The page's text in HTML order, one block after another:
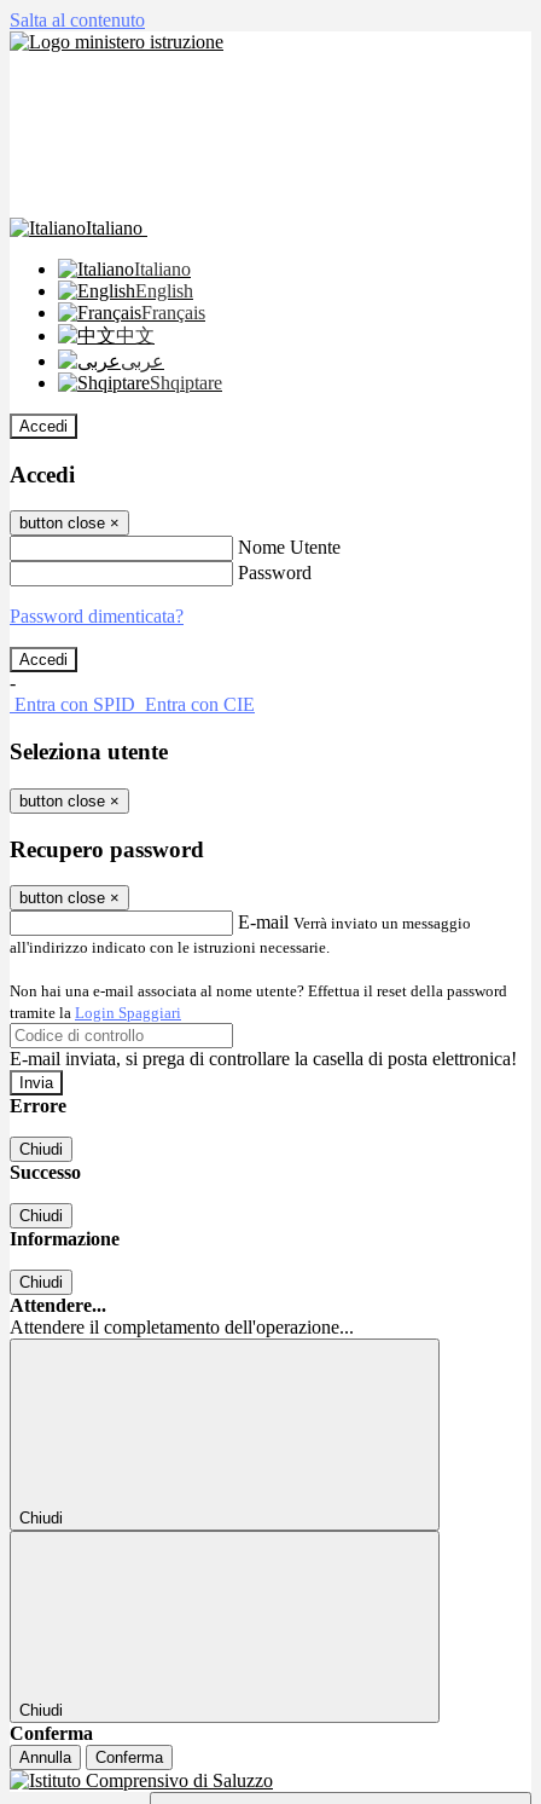
Salta al contenuto
Italiano
Italiano
English
Français
中文
عربى
Shqiptare
Accedi
Accedi
button close ×
Nome Utente
Password
Password dimenticata?
-
Entra con SPID Entra con CIE
Seleziona utente
button close ×
Recupero password
button close ×
E-mail Verrà inviato un messaggio
all'indirizzo indicato con le istruzioni necessarie.
Non hai una e-mail associata al nome utente? Effettua il reset della password
tramite la Login Spaggiari
E-mail inviata, si prega di controllare la casella di posta elettronica!
Errore
Chiudi
Successo
Chiudi
Informazione
Chiudi
Attendere...
Attendere il completamento dell'operazione...
Chiudi
Chiudi
Conferma
Annulla Conferma